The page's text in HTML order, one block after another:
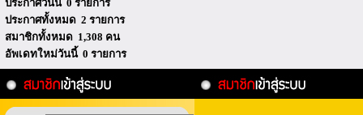
ประกาศวันนี้ 0 รายการ
ประกาศทั้งหมด 2 รายการ
สมาชิกทั้งหมด 1,308 คน
อัพเดทใหม่วันนี้ 0 รายการ